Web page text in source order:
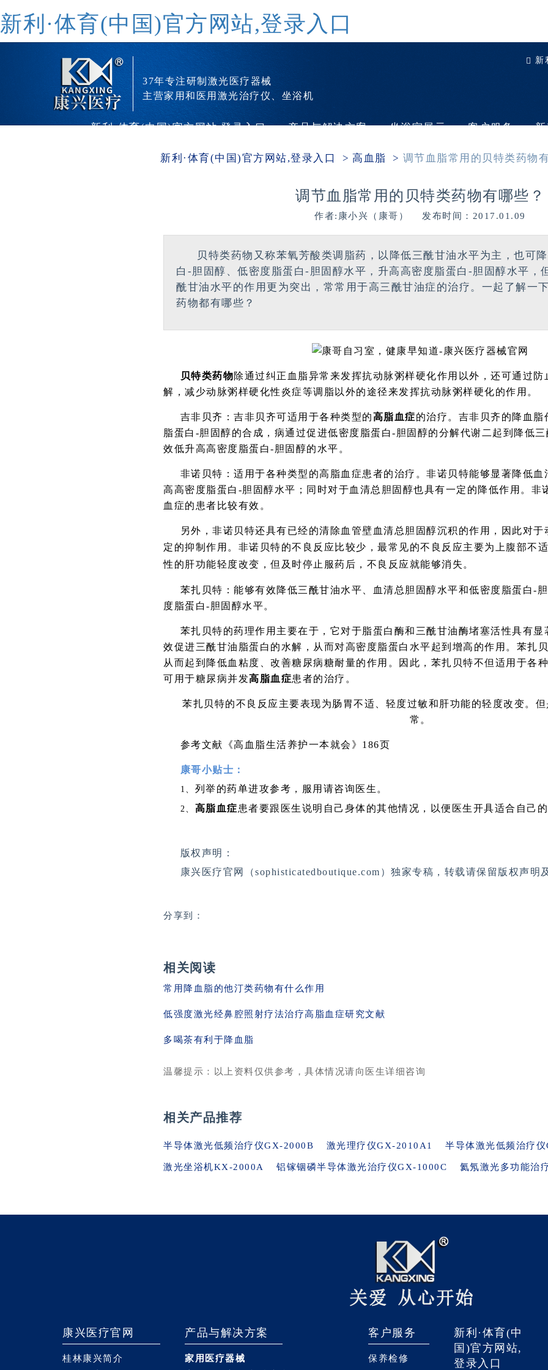
新利·体育(中国)官方网站,登录入口
新
37年专注研制激光医疗器械
主营家用和医用激光治疗仪、坐浴机
新利·体育(中国)官方网站,登录入口 产品与解决方案 坐浴室展示 客户服务
新利·体育(中国)官方网站,登录入口 高血脂 调节血脂常用的贝特类药物
调节血脂常用的贝特类药物有哪些？
作者:康小兴（康哥） 发布时间：2017.01.09
贝特类药物又称苯氧芳酸类调脂药，以降低三酰甘油水平为主，也可
白-胆固醇、低密度脂蛋白-胆固醇水平，升高高密度脂蛋白-胆固醇水平，
酰甘油水平的作用更为突出，常常用于高三酰甘油症的治疗。一起了解一
药物都有哪些？
贝特类药物除通过纠正血脂异常来发挥抗动脉粥样硬化作用以外，还可通过防
解，减少动脉粥样硬化性炎症等调脂以外的途径来发挥抗动脉粥样硬化的作用。
吉非贝齐： 吉非贝齐可适用于各种类型的高脂血症的治疗。吉非贝齐的降血
脂蛋白-胆固醇的合成，病通过促进低密度脂蛋白-胆固醇的分解代谢二起到降低
效低升高高密度脂蛋白-胆固醇的水平。
非诺贝特： 适用于各种类型的高脂血症患者的治疗。非诺贝特能够显著降低
高高密度脂蛋白-胆固醇水平；同时对于血清总胆固醇也具有一定的降低作用。非
血症的患者比较有效。
另外，非诺贝特还具有已经的清除血管壁血清总胆固醇沉积的作用，因此对于
定的抑制作用。 非诺贝特的不良反应比较少，最常见的不良反应主要为上腹部不
性的肝功能轻度改变，但及时停止服药后，不良反应就能够消失。
苯扎贝特： 能够有效降低三酰甘油水平、血清总胆固醇水平和低密度脂蛋白-
度脂蛋白-胆固醇水平。
苯扎贝特的药理作用主要在于，它对于脂蛋白酶和三酰甘油酶堵塞活性具有
效促进三酰甘油脂蛋白的水解，从而对高密度脂蛋白水平起到增高的作用。苯扎
从而起到降低血粘度、改善糖尿病糖耐量的作用。因此，苯扎贝特不但适用于各
可用于糖尿病并发高脂血症患者的治疗。
苯扎贝特的不良反应主要表现为肠胃不适、轻度过敏和肝功能的轻度改变。
常。
参考文献《高血脂生活养护一本就会》186页
康哥小贴士：
1、 列举的药单进攻参考，服用请咨询医生。
2、 高脂血症患者要跟医生说明自己身体的其他情况，以便医生开具适合自己的
版权声明：
康兴医疗官网（sophisticatedboutique.com）独家专稿，转载请保留版权声明
分享到：
相关阅读
常用降血脂的他汀类药物有什么作用
低强度激光经鼻腔照射疗法治疗高脂血症研究文献
多喝茶有利于降血脂
温馨提示：以上资料仅供参考，具体情况请向医生详细咨询
相关产品推荐
半导体激光低频治疗仪GX-2000B 激光理疗仪GX-2010A1 半导体激光低频治疗
激光坐浴机KX-2000A 铝镓铟磷半导体激光治疗仪GX-1000C 氦氖激光多功能治
康兴医疗官网
桂林康兴简介
产品与解决方案
家用医疗器械
客户服务
保养检修
新利·体育(中
国)官方网站,
登录入口